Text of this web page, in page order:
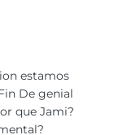
estamos
De genial
que Jami?